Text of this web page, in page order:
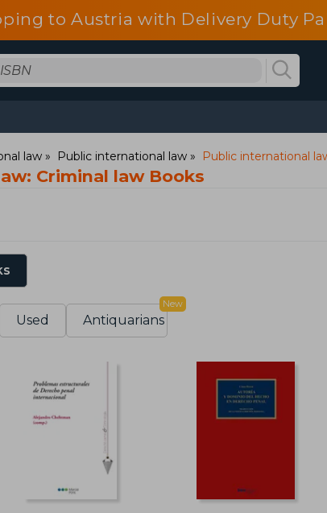
to Austria with Delivery Duty
law Public international law Public international
Criminal law Books
Used Antiquarians
New